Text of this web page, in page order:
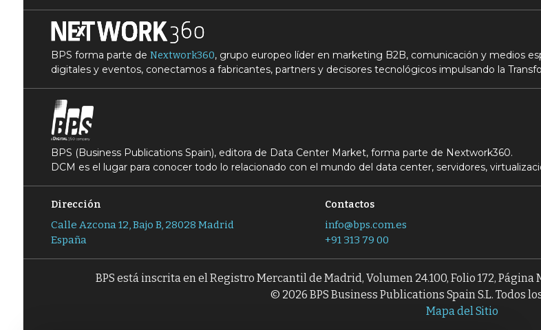
BPS forma parte de Nextwork360, grupo europeo líder en marketing B2B, comunicación y medios
digitales y eventos, conectamos a fabricantes, partners y decisores tecnológicos impulsando la
BPS (Business Publications Spain), editora de Data Center Market, forma parte de Nextwork360.
DCM es el lugar para conocer todo lo relacionado con el mundo del data center, servidores,
Dirección
Calle Azcona 12, Bajo B, 28028 Madrid
España
Contactos
info@bps.com.es
+91 313 79 00
BPS está inscrita en el Registro Mercantil de Madrid, Volumen 24.100, Folio 172,
© 2026 BPS Business Publications Spain S.L. Todos
Mapa del Sitio